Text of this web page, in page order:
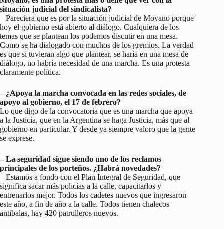
situación judicial del sindicalista?
– Pareciera que es por la situación judicial de Moyano porque
hoy el gobierno está abierto al diálogo. Cualquiera de los
temas que se plantean los podemos discutir en una mesa.
Como se ha dialogado con muchos de los gremios. La verdad
es que si tuvieran algo que plantear, se haría en una mesa de
diálogo, no habría necesidad de una marcha. Es una protesta
claramente política.
– ¿Apoya la marcha convocada en las redes sociales, de
apoyo al gobierno, el 17 de febrero?
Lo que digo de la convocatoria que es una marcha que apoya
a la Justicia, que en la Argentina se haga Justicia, más que al
gobierno en particular. Y desde ya siempre valoro que la gente
se exprese.
– La seguridad sigue siendo uno de los reclamos
principales de los porteños. ¿Habrá novedades?
– Estamos a fondo con el Plan Integral de Seguridad, que
significa sacar más policías a la calle, capacitarlos y
entrenarlos mejor. Todos los cadetes nuevos que ingresaron
este año, a fin de año a la calle. Todos tienen chalecos
antibalas, hay 420 patrulleros nuevos.